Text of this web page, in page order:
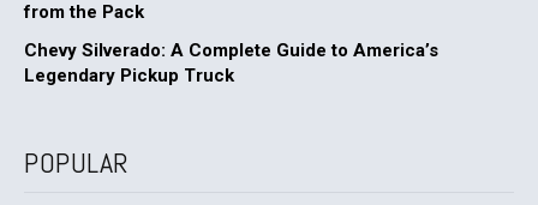
from the Pack
Chevy Silverado: A Complete Guide to America’s
Legendary Pickup Truck
POPULAR